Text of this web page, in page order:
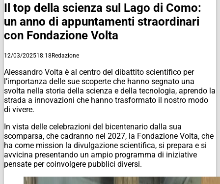
Il top della scienza sul Lago di Como:
un anno di appuntamenti straordinari
con Fondazione Volta
12/03/202518:18Redazione
Alessandro Volta è al centro del dibattito scientifico per
l’importanza delle sue scoperte che hanno segnato una
svolta nella storia della scienza e della tecnologia, aprendo la
strada a innovazioni che hanno trasformato il nostro modo
di vivere.
In vista delle celebrazioni del bicentenario dalla sua
scomparsa, che cadranno nel 2027, la Fondazione Volta, che
ha come mission la divulgazione scientifica, si prepara e si
avvicina presentando un ampio programma di iniziative
pensate per coinvolgere pubblici diversi.